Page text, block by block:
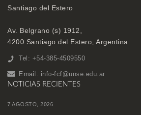
Santiago del Estero
Av. Belgrano (s) 1912,
4200 Santiago del Estero, Argentina
Tel: +54-385-4509550
Email: info-fcf@unse.edu.ar
NOTICIAS RECIENTES
7 AGOSTO, 2026